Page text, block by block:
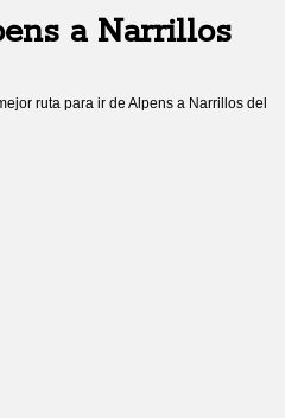
a Narrillos
ruta para ir deAlpens a Narrillos del